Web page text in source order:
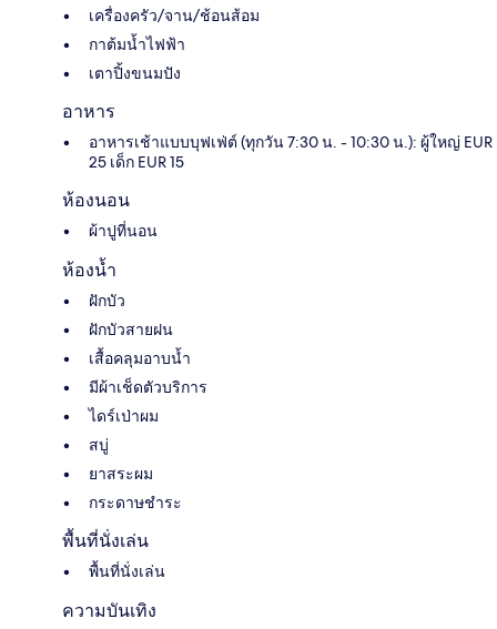
เครื่องครัว/จาน/ช้อนส้อม
กาต้มน้ำไฟฟ้า
เตาปิ้งขนมปัง
อาหาร
อาหารเช้าแบบบุฟเฟ่ต์ (ทุกวัน 7:30 น. - 10:30 น.): ผู้ใหญ่ EUR
25 เด็ก EUR 15
ห้องนอน
ผ้าปูที่นอน
ห้องน้ำ
ฝักบัว
ฝักบัวสายฝน
เสื้อคลุมอาบน้ำ
มีผ้าเช็ดตัวบริการ
ไดร์เป่าผม
สบู่
ยาสระผม
กระดาษชำระ
พื้นที่นั่งเล่น
พื้นที่นั่งเล่น
ความบันเทิง